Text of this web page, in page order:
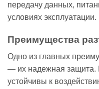
передачу данных,
условиях эксплуатации.
Преимущества
Одно из главных
— их надежная защита.
устойчивы к